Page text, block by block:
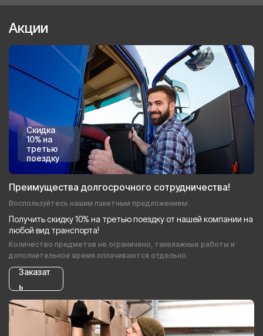
Акции
Скидка
10% на
третью
поездку
Преимущества долгосрочного сотрудничества!
Воспользуйтесь нашим пакетным предложением:
Получить скидку 10% на третью поездку от нашей компании на
любой вид транспорта!
Количество предметов не ограничено, такелажные работы и
дополнительное время оплачиваются отдельно.
Заказат
ь